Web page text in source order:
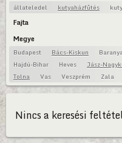
állateledel kutyaházfűtés
Fajta
Megye
Budapest Bács-Kiskun
Hajdú-Bihar
Heves Jász-
Tolna
Vas Veszprém Zala
Nincs a keresési